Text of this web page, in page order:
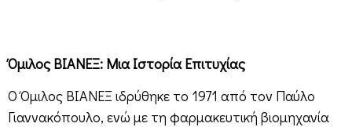
Όμιλος ΒΙΑΝΕΞ: Μια Ιστορία Επιτυχίας
Ο Όμιλος ΒΙΑΝΕΞ ιδρύθηκε το 1971 από τον Παύλο
Γιαννακόπουλο, ενώ με τη φαρμακευτική βιομηχανία